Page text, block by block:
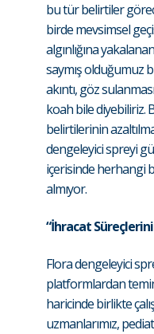
bu tür belirtiler
birde mevsimsel
algınlığına
saymış olduğumuz
akıntı, göz
koah bile diyebiliriz.
belirtilerinin
dengeleyici spreyi
içerisinde herhangi
almıyor.
“İhracat
Flora dengeleyici
platformlardan
haricinde birlikte
uzmanlarımız,